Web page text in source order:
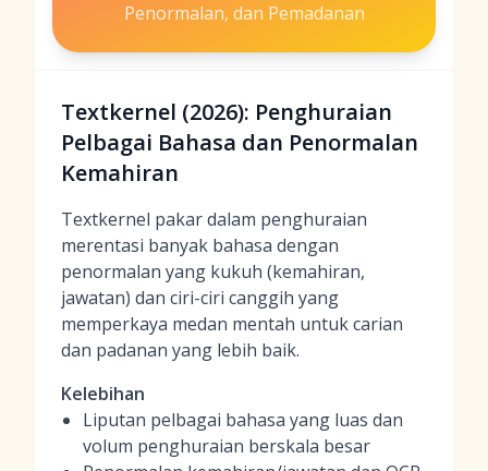
Penormalan, dan Pemadanan
Textkernel (2026): Penghuraian
Pelbagai Bahasa dan Penormalan
Kemahiran
Textkernel pakar dalam penghuraian
merentasi banyak bahasa dengan
penormalan yang kukuh (kemahiran,
jawatan) dan ciri-ciri canggih yang
memperkaya medan mentah untuk carian
dan padanan yang lebih baik.
Kelebihan
Liputan pelbagai bahasa yang luas dan
volum penghuraian berskala besar